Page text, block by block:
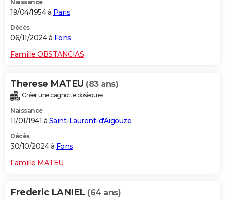
Naissance
19/04/1954 à Paris
Décès
06/11/2024 à Fons
Famille OBSTANCIAS
Therese MATEU (83 ans)
Créer une cagnotte obsèques
Naissance
11/01/1941 à Saint-Laurent-d'Aigouze
Décès
30/10/2024 à Fons
Famille MATEU
Frederic LANIEL (64 ans)